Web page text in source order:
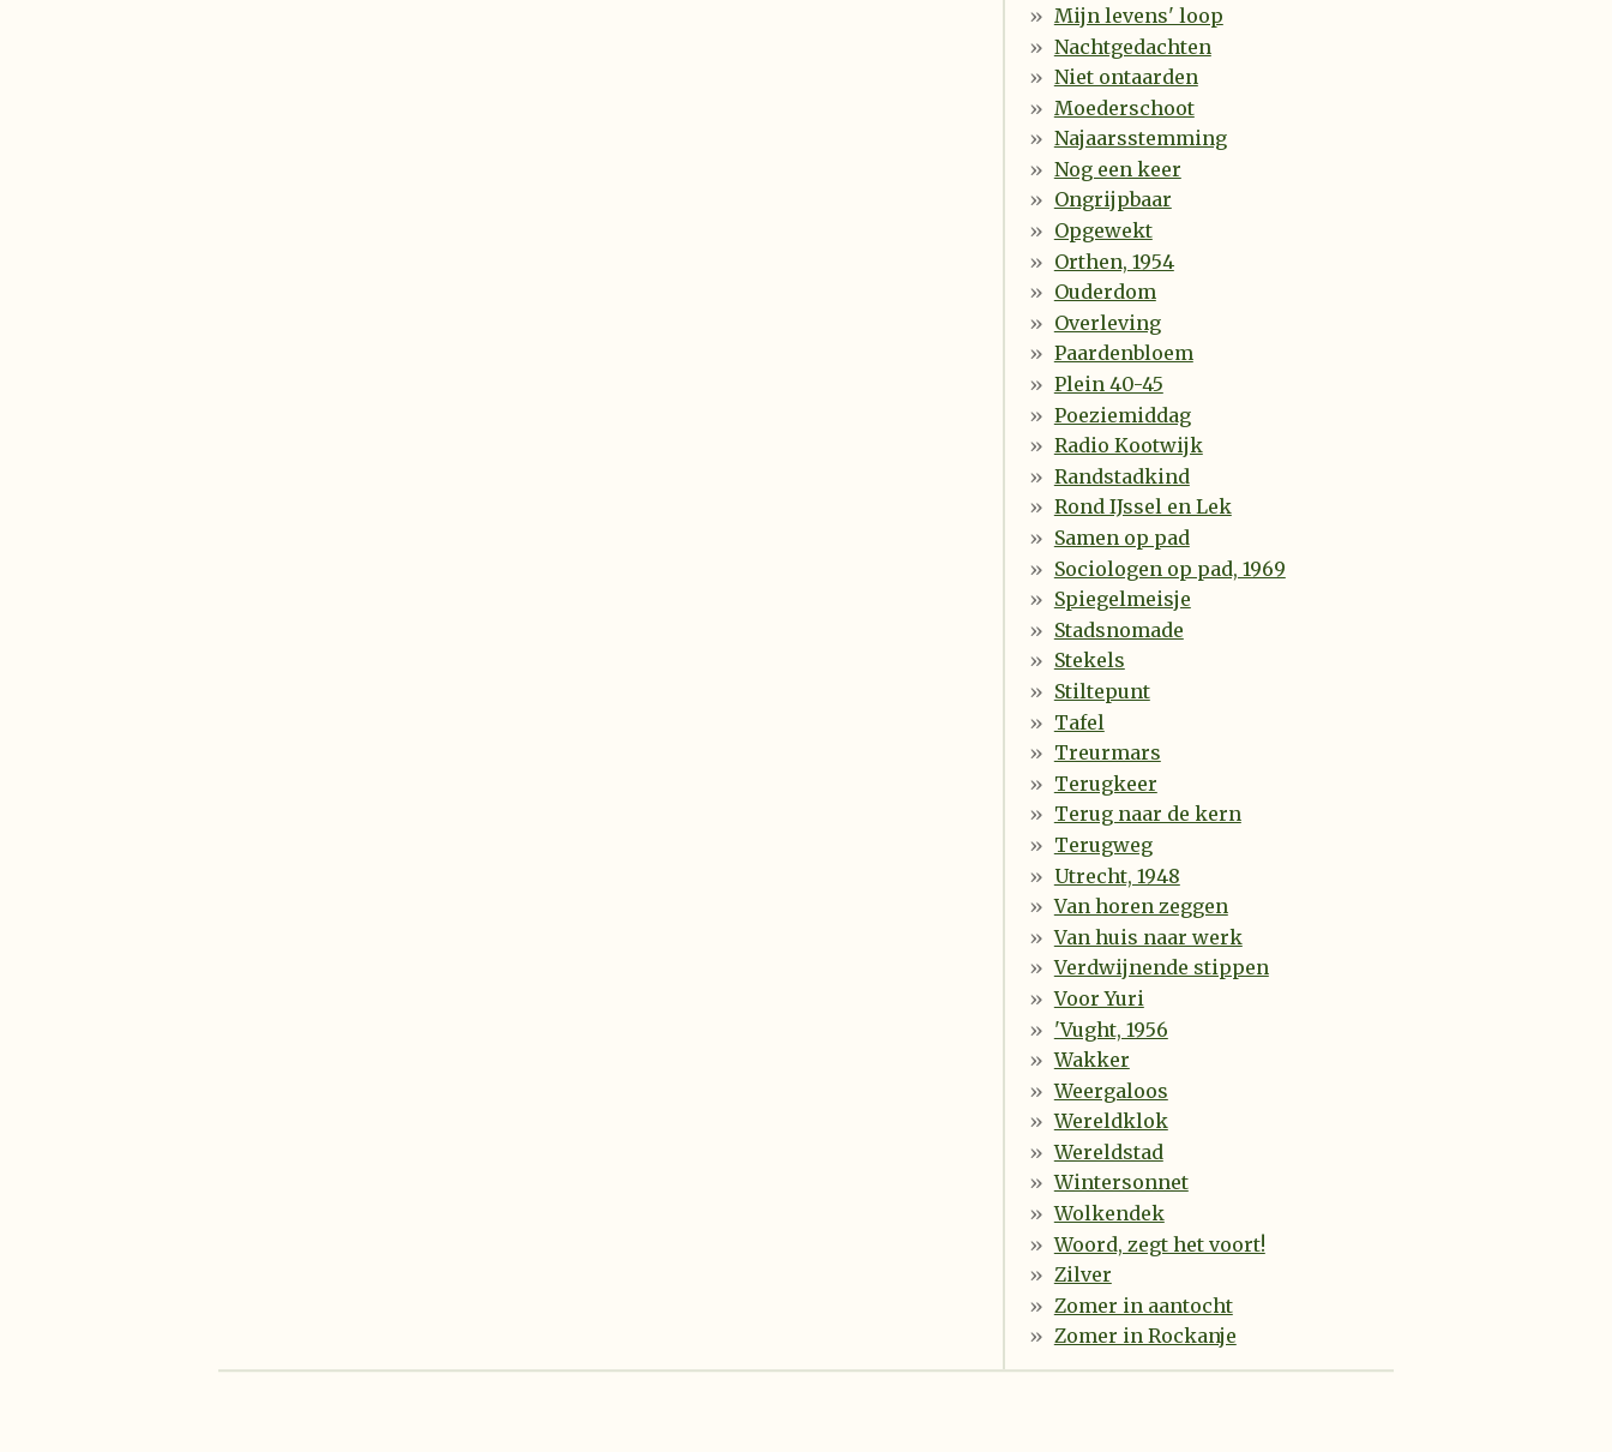
Mijn levens' loop
Nachtgedachten
Niet ontaarden
Moederschoot
Najaarsstemming
Nog een keer
Ongrijpbaar
Opgewekt
Orthen, 1954
Ouderdom
Overleving
Paardenbloem
Plein 40-45
Poeziemiddag
Radio Kootwijk
Randstadkind
Rond IJssel en Lek
Samen op pad
Sociologen op pad, 1969
Spiegelmeisje
Stadsnomade
Stekels
Stiltepunt
Tafel
Treurmars
Terugkeer
Terug naar de kern
Terugweg
Utrecht, 1948
Van horen zeggen
Van huis naar werk
Verdwijnende stippen
Voor Yuri
'Vught, 1956
Wakker
Weergaloos
Wereldklok
Wereldstad
Wintersonnet
Wolkendek
Woord, zegt het voort!
Zilver
Zomer in aantocht
Zomer in Rockanje